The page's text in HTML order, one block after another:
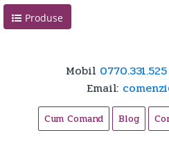
Skip
Skip
Produse
Mobil 0770.331.525
Email:
Cum Comand Blog